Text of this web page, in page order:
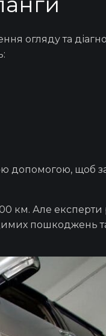
огляду та
допомогою, щоб
км. Але
пошкоджень